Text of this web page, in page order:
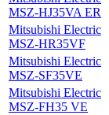
MSZ-HJ35VA ER
Mitsubishi Electric
MSZ-HR35VF
Mitsubishi Electric
MSZ-SF35VE
Mitsubishi Electric
MSZ-FH35 VE